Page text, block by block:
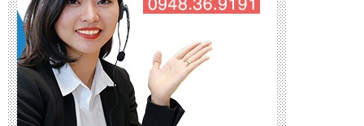
BÀI VIẾT MỚI NHẤT
Quản lý chung cư quy mô lớn: Vì sao Excel
chỉ nên là công cụ hỗ trợ?